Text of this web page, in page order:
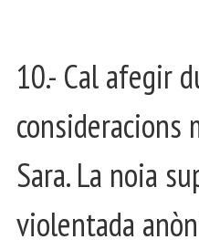
10.- Cal afegir
consideracions
Sara. La noia
violentada